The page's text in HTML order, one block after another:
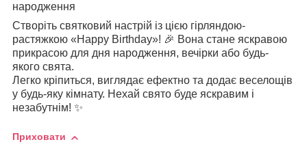
народження
Створіть святковий настрій із цією гірляндою-
растяжкою «Happy Birthday»! 🎉 Вона стане яскравою
прикрасою для дня народження, вечірки або будь-
якого свята.
Легко кріпиться, виглядає ефектно та додає веселощів
у будь-яку кімнату. Нехай свято буде яскравим і
незабутнім! ✨
Приховати